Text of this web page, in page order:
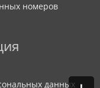
номеров
данных